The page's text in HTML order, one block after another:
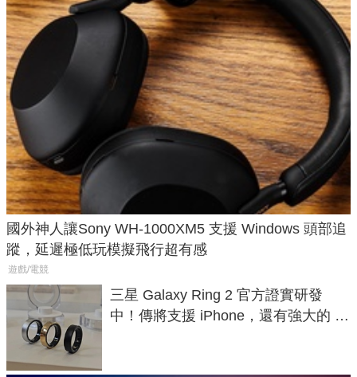
國外神人讓Sony WH-1000XM5 支援 Windows 頭部追
蹤，延遲極低玩模擬飛行超有感
遊戲/電競
三星 Galaxy Ring 2 官方證實研發
中！傳將支援 iPhone，還有強大的 AI